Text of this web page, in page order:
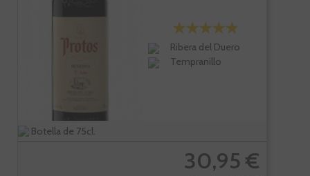
Ribera del Duero
Tempranillo
Botella de 75cl.
30,95 €